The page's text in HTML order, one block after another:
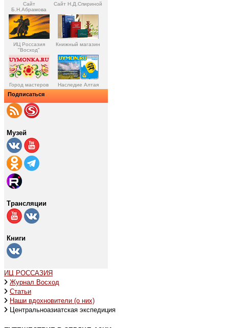
Сайт
Б.Н.Абрамова
Сайт Н.Д.Спириной
ИЦ Россазия
"Восход"
Книжный магазин
Город мастеров Наследие Алтая
Подписаться
Музей
Трансляции
Книги
ИЦ РОССАЗИЯ
Журнал Восход
Статьи
Наши вдохновители (о них)
Центральноазиатская экспедиция